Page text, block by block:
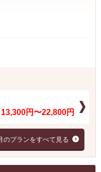
13,300円〜22,800円
のプランをすべて見る